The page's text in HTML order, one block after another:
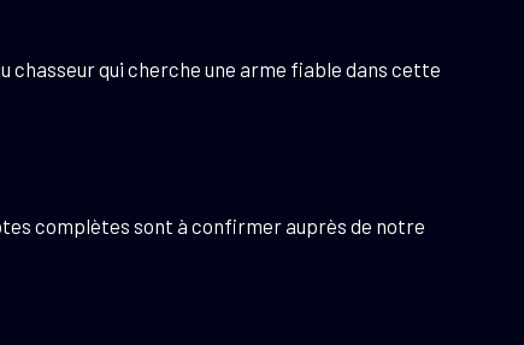
chasseur qui cherche une arme fiable dans cette
complètes sont à confirmer auprès de notre